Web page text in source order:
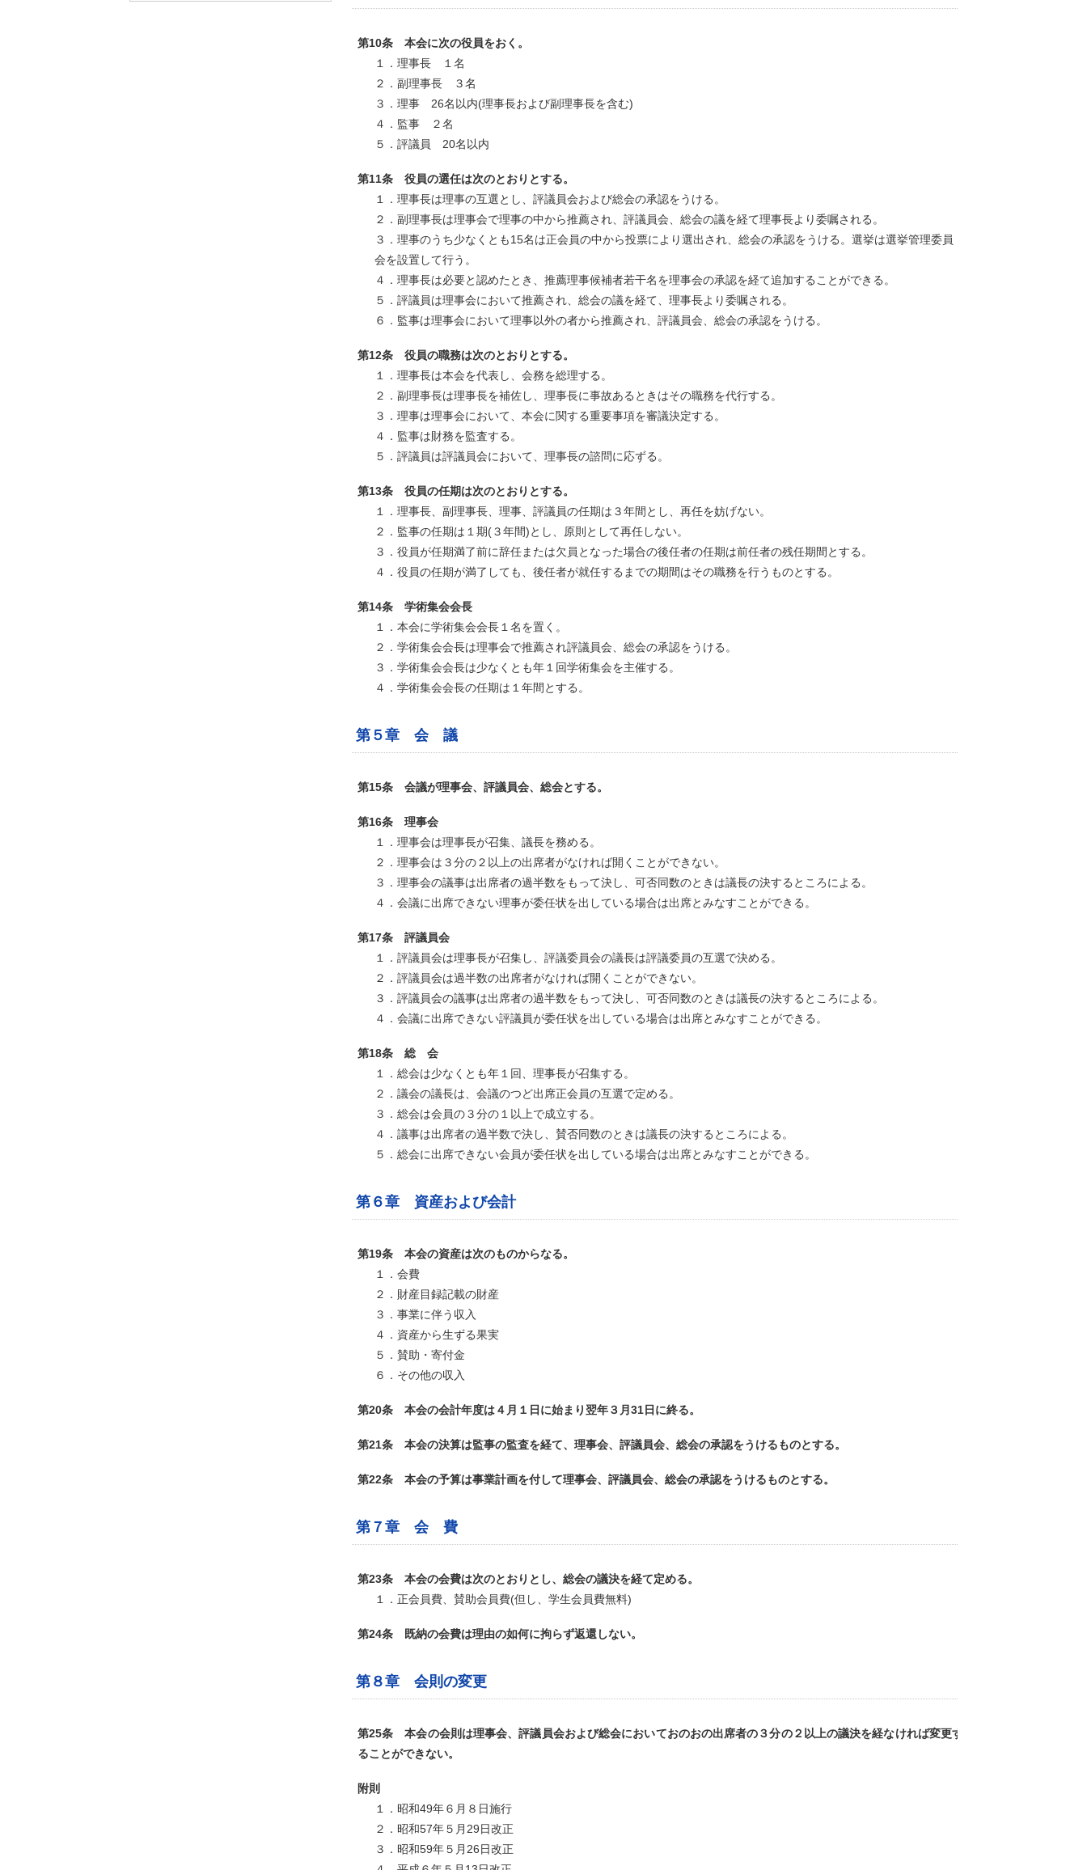
第10条 本会に次の役員をおく。
１．理事長 １名
２．副理事長 ３名
３．理事 26名以内(理事長および副理事長を含む)
４．監事 ２名
５．評議員 20名以内
第11条 役員の選任は次のとおりとする。
１．理事長は理事の互選とし、評議員会および総会の承認をうける。
２．副理事長は理事会で理事の中から推薦され、評議員会、総会の議を経て理事長より委嘱される。
３．理事のうち少なくとも15名は正会員の中から投票により選出され、総会の承認をうける。選挙は選挙管理委員
会を設置して行う。
４．理事長は必要と認めたとき、推薦理事候補者若干名を理事会の承認を経て追加することができる。
５．評議員は理事会において推薦され、総会の議を経て、理事長より委嘱される。
６．監事は理事会において理事以外の者から推薦され、評議員会、総会の承認をうける。
第12条 役員の職務は次のとおりとする。
１．理事長は本会を代表し、会務を総理する。
２．副理事長は理事長を補佐し、理事長に事故あるときはその職務を代行する。
３．理事は理事会において、本会に関する重要事項を審議決定する。
４．監事は財務を監査する。
５．評議員は評議員会において、理事長の諮問に応ずる。
第13条 役員の任期は次のとおりとする。
１．理事長、副理事長、理事、評議員の任期は３年間とし、再任を妨げない。
２．監事の任期は１期(３年間)とし、原則として再任しない。
３．役員が任期満了前に辞任または欠員となった場合の後任者の任期は前任者の残任期間とする。
４．役員の任期が満了しても、後任者が就任するまでの期間はその職務を行うものとする。
第14条 学術集会会長
１．本会に学術集会会長１名を置く。
２．学術集会会長は理事会で推薦され評議員会、総会の承認をうける。
３．学術集会会長は少なくとも年１回学術集会を主催する。
４．学術集会会長の任期は１年間とする。
第５章 会 議
第15条 会議が理事会、評議員会、総会とする。
第16条 理事会
１．理事会は理事長が召集、議長を務める。
２．理事会は３分の２以上の出席者がなければ開くことができない。
３．理事会の議事は出席者の過半数をもって決し、可否同数のときは議長の決するところによる。
４．会議に出席できない理事が委任状を出している場合は出席とみなすことができる。
第17条 評議員会
１．評議員会は理事長が召集し、評議委員会の議長は評議委員の互選で決める。
２．評議員会は過半数の出席者がなければ開くことができない。
３．評議員会の議事は出席者の過半数をもって決し、可否同数のときは議長の決するところによる。
４．会議に出席できない評議員が委任状を出している場合は出席とみなすことができる。
第18条 総 会
１．総会は少なくとも年１回、理事長が召集する。
２．議会の議長は、会議のつど出席正会員の互選で定める。
３．総会は会員の３分の１以上で成立する。
４．議事は出席者の過半数で決し、賛否同数のときは議長の決するところによる。
５．総会に出席できない会員が委任状を出している場合は出席とみなすことができる。
第６章 資産および会計
第19条 本会の資産は次のものからなる。
１．会費
２．財産目録記載の財産
３．事業に伴う収入
４．資産から生ずる果実
５．賛助・寄付金
６．その他の収入
第20条 本会の会計年度は４月１日に始まり翌年３月31日に終る。
第21条 本会の決算は監事の監査を経て、理事会、評議員会、総会の承認をうけるものとする。
第22条 本会の予算は事業計画を付して理事会、評議員会、総会の承認をうけるものとする。
第７章 会 費
第23条 本会の会費は次のとおりとし、総会の議決を経て定める。
１．正会員費、賛助会員費(但し、学生会員費無料)
第24条 既納の会費は理由の如何に拘らず返還しない。
第８章 会則の変更
第25条 本会の会則は理事会、評議員会および総会においておのおの出席者の３分の２以上の議決を経なければ変更す
ることができない。
附則
１．昭和49年６月８日施行
２．昭和57年５月29日改正
３．昭和59年５月26日改正